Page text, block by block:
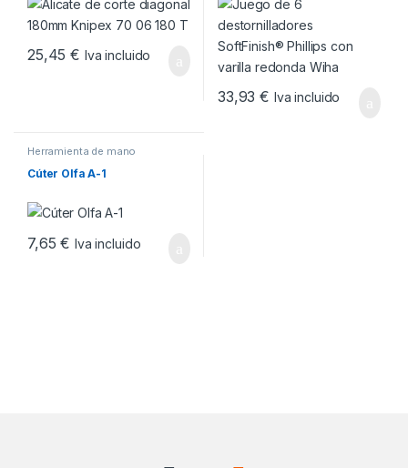
25,45€ Iva incluido
33,93€ Iva incluido
Herramienta de mano
Cúter Olfa A-1
7,65€ Iva incluido